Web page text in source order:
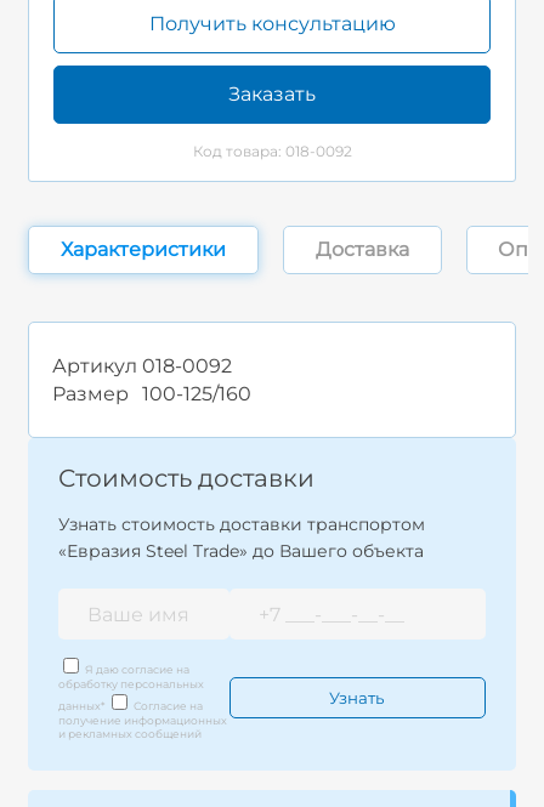
Получить консультацию
Заказать
Код товара: 018-0092
Характеристики Доставка
Артикул 018-0092
Размер
100-125/160
Стоимость доставки
Узнать стоимость доставки транспортом
«Евразия Steel Trade» до Вашего объекта
Я даю согласие на
обработку персональных
данных*
Согласие на
получение информационных
и рекламных сообщений